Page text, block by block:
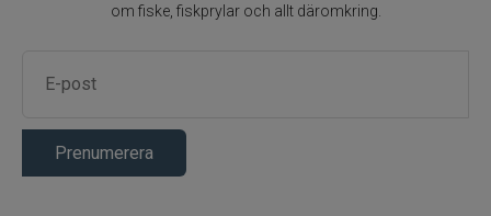
om fiske, fiskprylar och allt däromkring.
Prenumerera